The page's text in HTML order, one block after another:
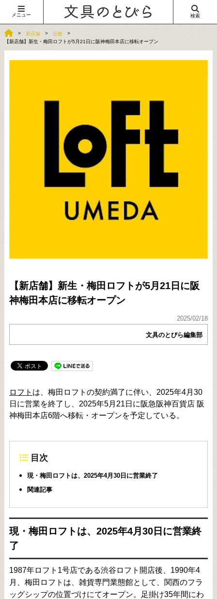
メニュー 検索
新店舗
近畿
【新店舗】新生・梅田ロフトが5月21日に阪神梅田本店に移転オープン
【新店舗】新生・梅田ロフトが5月21日に阪
神梅田本店に移転オープン
2025/02/18
文具のとびら編集部
ロフト は、梅田ロフトの契約満了に伴い、2025年4月30
日に営業を終了し、2025年5月21日に阪急阪神百貨店 阪
神梅田本店6階へ移転・オープンを予定している。
目次
現・梅田ロフトは、2025年4月30日に営業終了
関連記事
現・梅田ロフトは、2025年4月30日に営業終
了
1987年ロフト1号店である渋谷ロフト開店後、1990年4
月、梅田ロフトは、雑貨専門業態館として、関西のフラ
ッグシップの位置づけにてオープン。足掛け35年間にわ